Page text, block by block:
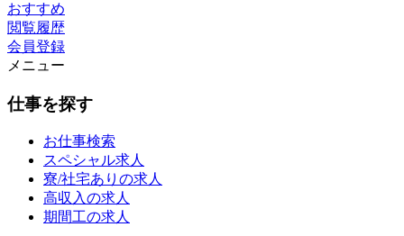
おすすめ
閲覧履歴
会員登録
メニュー
仕事を探す
お仕事検索
スペシャル求人
寮/社宅ありの求人
高収入の求人
期間工の求人